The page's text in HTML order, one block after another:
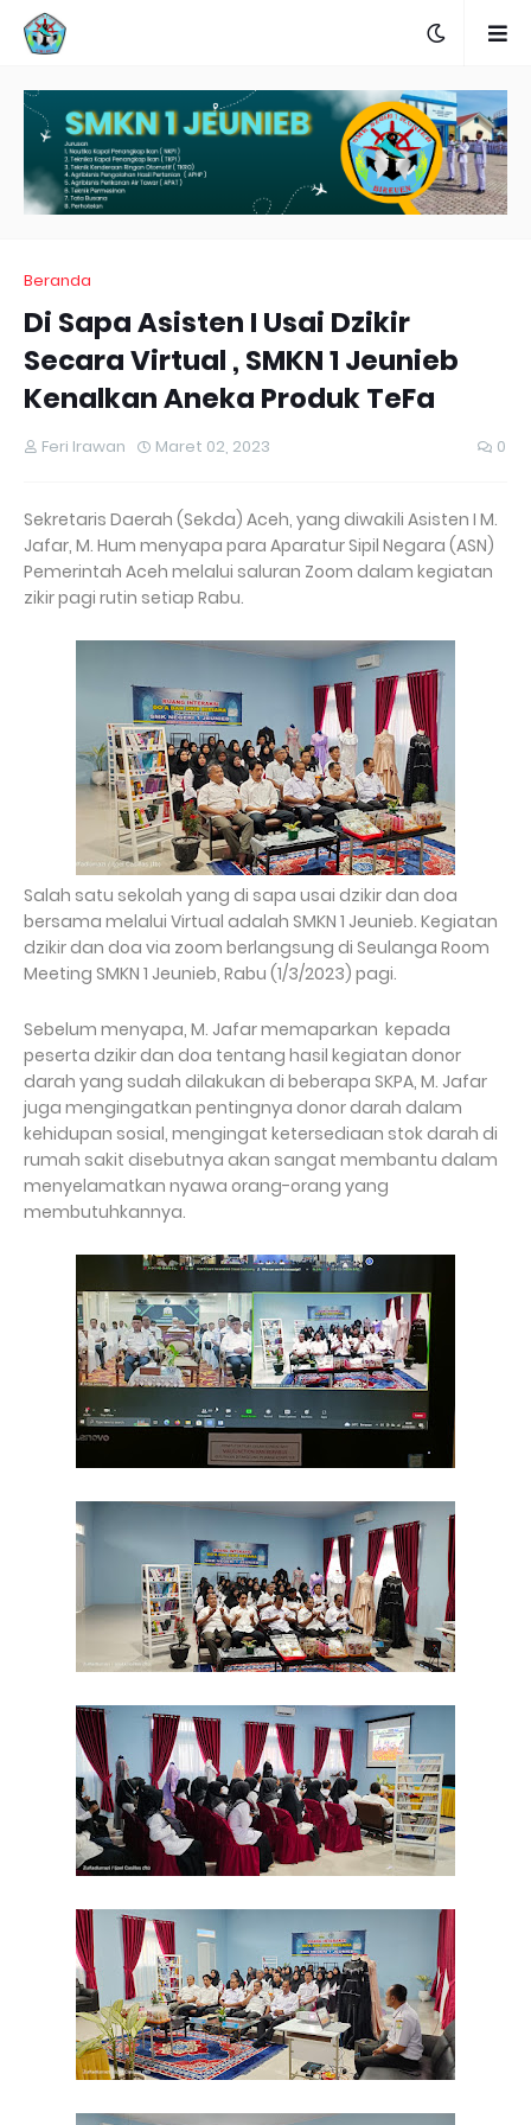
Beranda
Di Sapa Asisten I Usai Dzikir
Secara Virtual , SMKN 1 Jeunieb
Kenalkan Aneka Produk TeFa
Feri Irawan Maret 02, 2023 0
Sekretaris Daerah (Sekda) Aceh, yang diwakili Asisten I M.
Jafar, M. Hum menyapa para Aparatur Sipil Negara (ASN)
Pemerintah Aceh melalui saluran Zoom dalam kegiatan
zikir pagi rutin setiap Rabu.
Salah satu sekolah yang di sapa usai dzikir dan doa
bersama melalui Virtual adalah SMKN 1 Jeunieb. Kegiatan
dzikir dan doa via zoom berlangsung di Seulanga Room
Meeting SMKN 1 Jeunieb, Rabu (1/3/2023) pagi.
Sebelum menyapa, M. Jafar memaparkan kepada
peserta dzikir dan doa tentang hasil kegiatan donor
darah yang sudah dilakukan di beberapa SKPA, M. Jafar
juga mengingatkan pentingnya donor darah dalam
kehidupan sosial, mengingat ketersediaan stok darah di
rumah sakit disebutnya akan sangat membantu dalam
menyelamatkan nyawa orang-orang yang
membutuhkannya.